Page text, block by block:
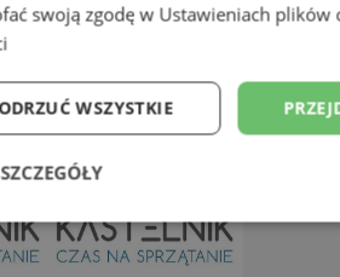
nad Bałtykiem w
Morze
swoją zgodę w Ustawieniach plików
ODRZUĆ WSZYSTKIE
Wydajność